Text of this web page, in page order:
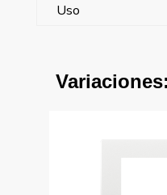
Uso
Variaciones: